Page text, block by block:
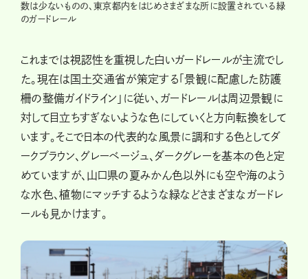
数は少ないものの、東京都内をはじめさまざまな所に設置されている緑
のガードレール
これまでは視認性を重視した白いガードレールが主流でし
た。現在は国土交通省が策定する「景観に配慮した防護
柵の整備ガイドライン」に従い、ガードレールは周辺景観に
対して目立ちすぎないような色にしていくと方向転換をして
います。そこで日本の代表的な風景に調和する色としてダ
ークブラウン、グレーベージュ、ダークグレーを基本の色と定
めていますが、山口県の夏みかん色以外にも空や海のよう
な水色、植物にマッチするような緑などさまざまなガードレ
ールも見かけます。